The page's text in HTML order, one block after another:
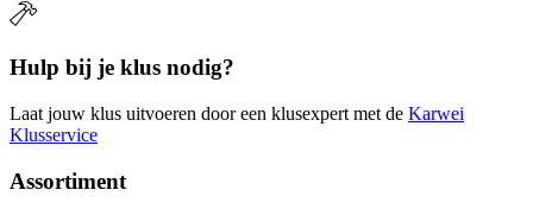
Hulp bij je klus nodig?
Laat jouw klus uitvoeren door een klusexpert met de Karwei
Klusservice
Assortiment